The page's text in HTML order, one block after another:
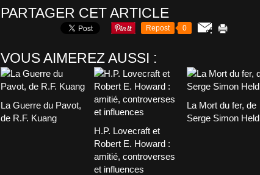
PARTAGER CET ARTICLE
Repost 0
VOUS AIMEREZ AUSSI :
La Guerre du Pavot,
de R.F. Kuang
H.P. Lovecraft et
Robert E. Howard :
amitié, controverses
et influences
La Mort du fer, de
Serge Simon Held